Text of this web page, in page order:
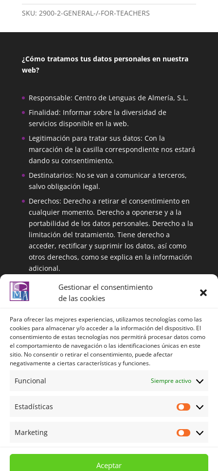
Gestionar el consentimiento
de las cookies
Para ofrecer las mejores experiencias, utilizamos tecnologías como las
cookies para almacenar y/o acceder a la información del dispositivo. El
consentimiento de estas tecnologías nos permitirá procesar datos como
el comportamiento de navegación o las identificaciones únicas en este
sitio. No consentir o retirar el consentimiento, puede afectar
negativamente a ciertas características y funciones.
Funcional Siempre activo
Estadísticas
Marketing
Aceptar
SKU: 2900-2-GENERAL-/-FOR-TEACHERS
¿Cómo tratamos tus datos personales en nuestra
web?
Responsable: Centro de Lenguas de Almería, S.L.
Finalidad: Informar sobre la diversidad de
servicios disponible en la web.
Legitimación para tratar sus datos: Con la
marcación de la casilla correspondiente nos estará
dando su consentimiento.
Destinatarios: No se van a comunicar a terceros,
salvo obligación legal.
Derechos: Derecho a retirar el consentimiento en
cualquier momento. Derecho a oponerse y a la
portabilidad de los datos personales. Derecho a la
limitación del tratamiento. Tiene derecho a
acceder, rectificar y suprimir los datos, así como
otros derechos, como se explica en la información
adicional.
Información adicional: Puede ampliar la
información en el siguiente enlace:
dad/
Política de privacidad
Política de privacidad redes sociales
Política de Cookies
Términos y Condiciones
Carrito
Tienda